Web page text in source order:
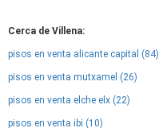
Cerca de Villena:
pisos en venta alicante capital (84)
pisos en venta mutxamel (26)
pisos en venta elche elx (22)
pisos en venta ibi (10)